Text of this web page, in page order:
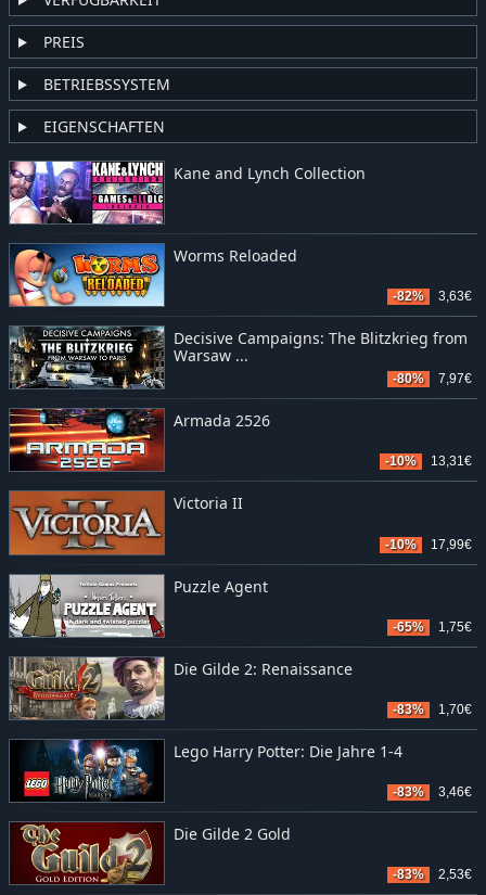
Kane and Lynch Collection
Worms Reloaded
-82% 3,63€
Decisive Campaigns: The Blitzkrieg from
Warsaw ...
-80% 7,97€
Armada 2526
-10% 13,31€
Victoria II
-10% 17,99€
Puzzle Agent
-65% 1,75€
Die Gilde 2: Renaissance
-83% 1,70€
Lego Harry Potter: Die Jahre 1-4
-83% 3,46€
Die Gilde 2 Gold
-83% 2,53€
PREIS
BETRIEBSSYSTEM
EIGENSCHAFTEN